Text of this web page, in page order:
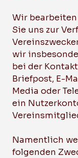
Wir
Sie uns zur
wir
bei der
Briefpost, E-
Media oder
ein
Namentlich
folgenden